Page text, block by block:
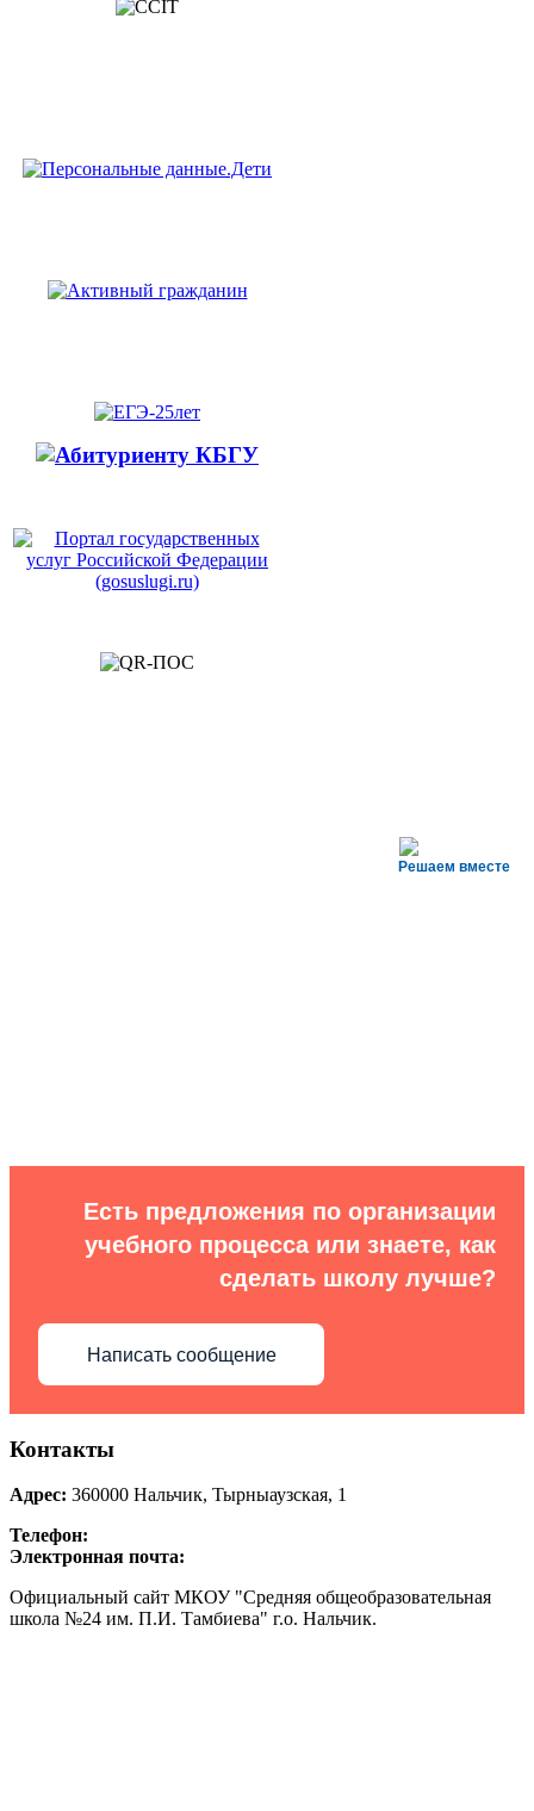
Решаем вместе
Есть предложения по организации
учебного процесса или знаете, как
сделать школу лучше?
Написать сообщение
Контакты
Адрес: 360000 Нальчик, Тырныаузская, 1
Телефон:
Электронная почта:
Официальный сайт МКОУ "Средняя общеобразовательная
школа №24 им. П.И. Тамбиева" г.о. Нальчик.